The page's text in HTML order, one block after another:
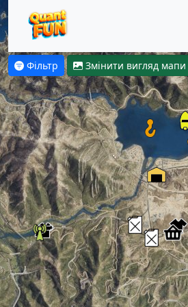
Фільтр Змінити вигляд мапи